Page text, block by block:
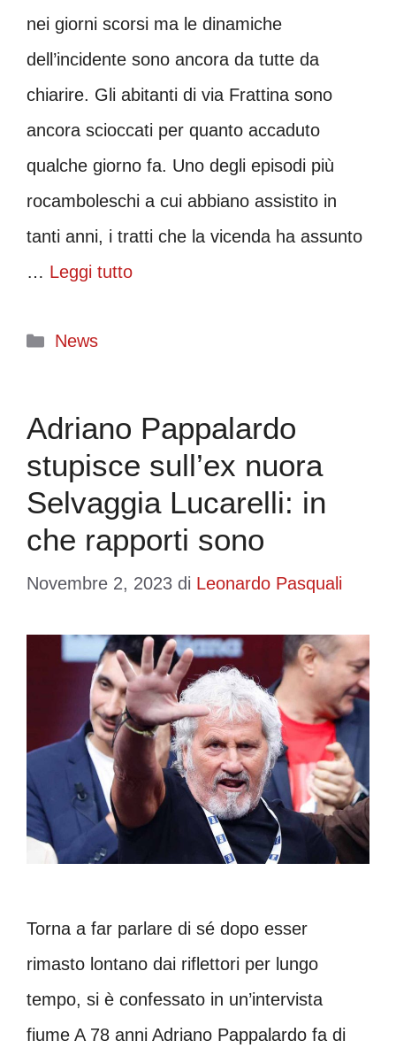
nei giorni scorsi ma le dinamiche
dell’incidente sono ancora da tutte da
chiarire. Gli abitanti di via Frattina sono
ancora scioccati per quanto accaduto
qualche giorno fa. Uno degli episodi più
rocamboleschi a cui abbiano assistito in
tanti anni, i tratti che la vicenda ha assunto
… Leggi tutto
Categorie
News
Adriano Pappalardo
stupisce sull’ex nuora
Selvaggia Lucarelli: in
che rapporti sono
Novembre 2, 2023 di Leonardo Pasquali
Torna a far parlare di sé dopo esser
rimasto lontano dai riflettori per lungo
tempo, si è confessato in un’intervista
fiume A 78 anni Adriano Pappalardo fa di